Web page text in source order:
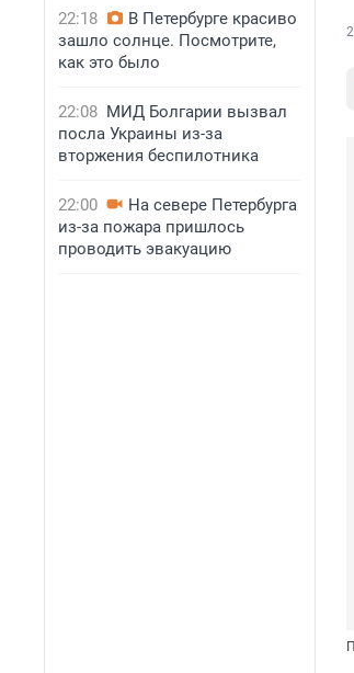
22:18
В Петербурге красиво
зашло солнце. Посмотрите,
как это было
22:08 МИД Болгарии вызвал
посла Украины из-за
вторжения беспилотника
22:00
На севере Петербурга
из-за пожара пришлось
проводить эвакуацию